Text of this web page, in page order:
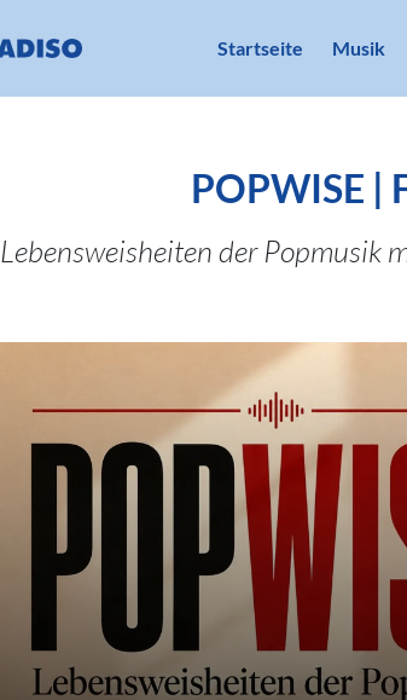
Startseite Musik
POPWISE |
Lebensweisheiten der Popmusik